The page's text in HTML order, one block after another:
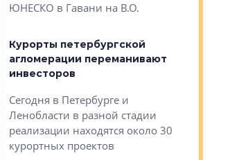
ЮНЕСКО в Гавани на В.О.
Курорты петербургской
агломерации переманивают
инвесторов
Сегодня в Петербурге и
Ленобласти в разной стадии
реализации находятся около 30
курортных проектов